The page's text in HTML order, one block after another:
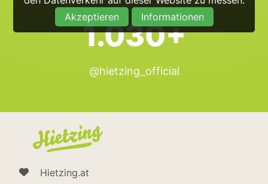
Akzeptieren
Informationen
1.030+
@hietzing_official
Hietzing.at